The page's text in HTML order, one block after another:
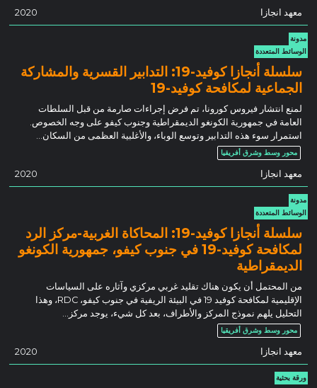
معهد انجازا 2020
مدونة
الوسائط المتعددة
سلسلة أنجازا كوفيد-19: التدابير القسرية والمشاركة
الجماعية لمكافحة كوفيد-19
لمنع انتشار فيروس كورونا، تم فرض إجراءات صارمة من قبل السلطات
العامة في جمهورية الكونغو الديمقراطية وجنوب كيفو على وجه الخصوص.
استمرار سوء هذه التدابير وتوسع الوباء، والأغلبية العظمى من السكان…
محور وسط وشرق أفريقيا
معهد انجازا 2020
مدونة
الوسائط المتعددة
سلسلة أنجازا كوفيد-19: المحاكاة الغربية-مركز الرد
لمكافحة كوفيد-19 في جنوب كيفو، جمهورية الكونغو
الديمقراطية
من المحتمل أن يكون هناك تقليد غربي مركزي وآثاره على السياسات
الإقليمية لمكافحة كوفيد 19 في البيئة الريفية في جنوب كيفو، RDC، وهذا
التحليل يلهم نموذج المركز والأطراف، بعد كل شيء، يوجد مركز…
محور وسط وشرق أفريقيا
معهد انجازا 2020
ورقة بحثية